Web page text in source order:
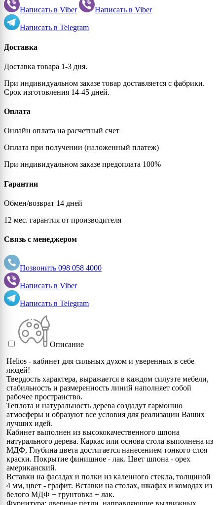
Написать в Viber Написать в Viber
Написать в Telegram
Доставка
Доставка товара 1-3 дня.
При индивидуальном заказе товар доставляется с фабрики.
Срок изготовления 14-45 дней.
Оплата
Онлайн оплата на расчетный счет
Оплата при получении (наложенный платеж)
При индивидуальном заказе предоплата 100%
Гарантии
Обмен/возврат 14 дней
12 мес. гарантия от производителя
Связь с менеджером
Позвонить 098 058 4000
Написать в Viber
Написать в Telegram
Описание
Helios - кабинет для сильных духом и уверенных в себе
людей!
Твердость характера, выражается в каждом силуэте мебели,
стабильность и размеренность линий наполняет собой
рабочее пространство.
Теплота и натуральность дерева создадут гармонию
атмосферы и образуют все условия для реализации Ваших
лучших идей.
Кабинет выполнен из высококачественного шпона
натурального дерева. Каркас или основа стола выполнена из
МДФ, Глубина цвета достигается нанесением тонкого слоя
краски. Покрытие финишное - лак. Цвет шпона - орех
американский.
Вставки на фасадах и полки из каленного стекла, толщиной
4 мм, цвет - графит. Вставки на столах, шкафах и комодах из
белого МДФ + грунтовка + лак.
Фурнитура: дверные петли, направляющие выдвижных